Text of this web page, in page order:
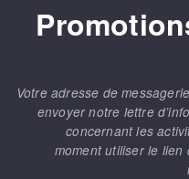
Votre adresse de
envoyer notre lettre
concernant les
moment utiliser le